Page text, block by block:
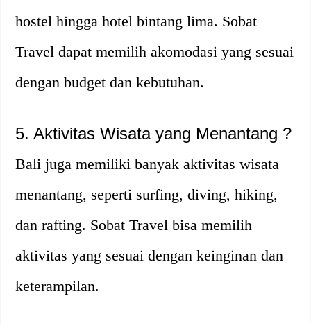
hostel hingga hotel bintang lima. Sobat
Travel dapat memilih akomodasi yang sesuai
dengan budget dan kebutuhan.
5. Aktivitas Wisata yang Menantang ?
Bali juga memiliki banyak aktivitas wisata
menantang, seperti surfing, diving, hiking,
dan rafting. Sobat Travel bisa memilih
aktivitas yang sesuai dengan keinginan dan
keterampilan.